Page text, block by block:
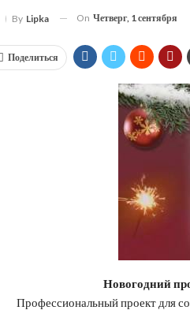
By Lipka On Четверг, 1 сентября
Поделиться
Новогодний
Профессиональный проект для